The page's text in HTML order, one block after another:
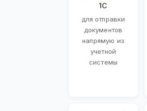
1С
для отправки
документов
напрямую из
учетной
системы